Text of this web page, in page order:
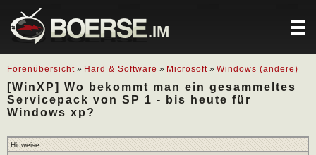
.IM
Forenübersicht » Hard & Software » Microsoft » Windows (andere)
[WinXP] Wo bekommt man ein gesammeltes
Servicepack von SP 1 - bis heute für
Windows xp?
Hinweise